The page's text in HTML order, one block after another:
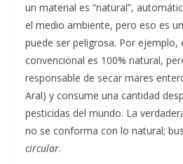
un material es “natural”,
el medio ambiente, pero eso es
puede ser peligrosa. Por ejemplo,
convencional es 100% natural,
responsable de secar mares
Aral) y consume una cantidad
pesticidas del mundo. La
no se conforma con lo natural;
circular.